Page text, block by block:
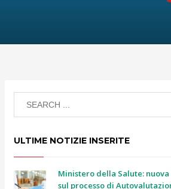
ULTIME NOTIZIE INSERITE
Ministero della Salute: nuova
sul processo di